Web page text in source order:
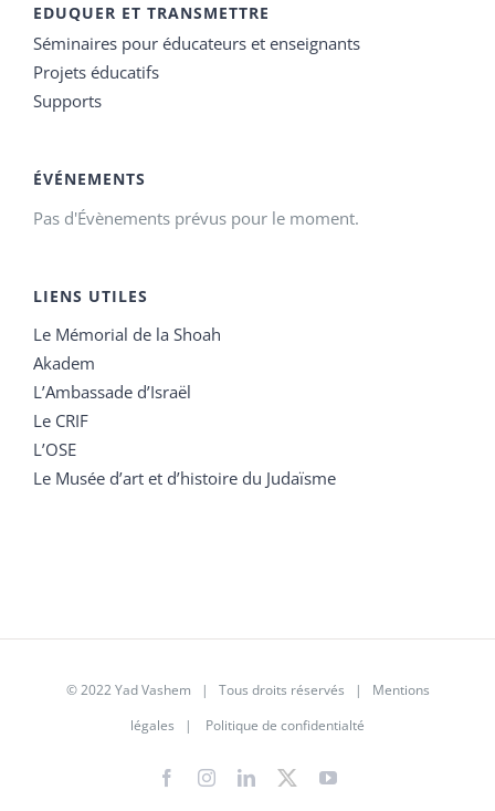
EDUQUER ET TRANSMETTRE
Séminaires pour éducateurs et enseignants
Projets éducatifs
Supports
ÉVÉNEMENTS
Pas d'Évènements prévus pour le moment.
LIENS UTILES
Le Mémorial de la Shoah
Akadem
L’Ambassade d’Israël
Le CRIF
L’OSE
Le Musée d’art et d’histoire du Judaïsme
© 2022 Yad Vashem | Tous droits réservés | Mentions
légales | Politique de confidentialté
FacebookInstagramLinkedIn
X YouTube